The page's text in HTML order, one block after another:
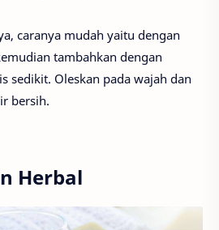
caranya mudah yaitu dengan
tambahkan dengan
sedikit. Oleskan pada wajah dan
bersih.
Herbal